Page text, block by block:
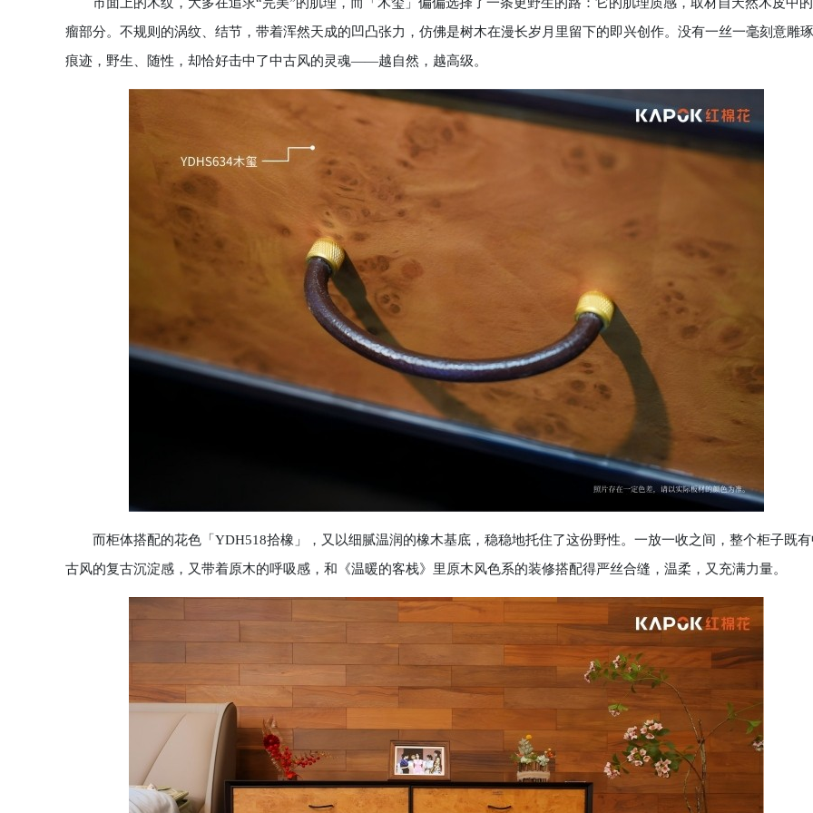
瘤部分。不规则的涡纹、结节，带着浑然天成的凹凸张力，仿佛是树木在漫长岁月里留下的即兴创作。没有一丝一毫刻意雕
痕迹，野生、随性，却恰好击中了中古风的灵魂——越自然，越高级。
而柜体搭配的花色「YDH518拾橡」，又以细腻温润的橡木基底，稳稳地托住了这份野性。一放一收之间，整个柜子既
古风的复古沉淀感，又带着原木的呼吸感，和《温暖的客栈》里原木风色系的装修搭配得严丝合缝，温柔，又充满力量。